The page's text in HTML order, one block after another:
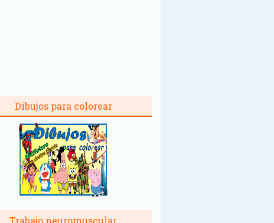
Dibujos para colorear
Trabajo neuromuscular